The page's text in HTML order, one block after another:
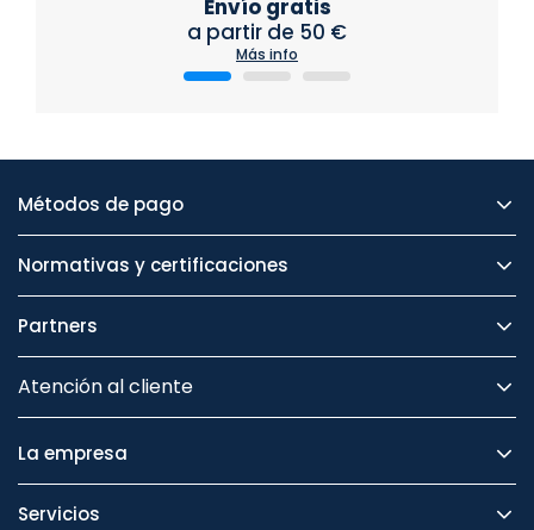
Envío gratis
a partir de 50 €
Más info
Métodos de pago
Normativas y certificaciones
Partners
Atención al cliente
La empresa
Servicios